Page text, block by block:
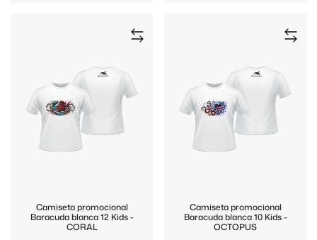
Camiseta promocional
Baracuda blanca 12 Kids -
CORAL
Camiseta promocional
Baracuda blanca 10 Kids -
OCTOPUS